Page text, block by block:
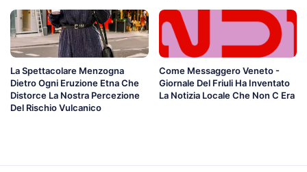
La Spettacolare Menzogna
Dietro Ogni Eruzione Etna Che
Distorce La Nostra Percezione
Del Rischio Vulcanico
Come Messaggero Veneto -
Giornale Del Friuli Ha Inventato
La Notizia Locale Che Non C Era